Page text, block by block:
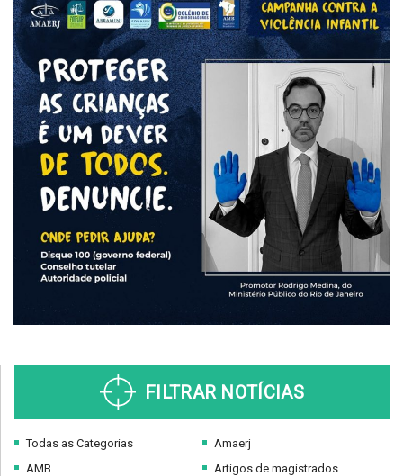
FILTRAR NOTÍCIAS
Todas as Categorias
AMB
Amaerj
Artigos de magistrados